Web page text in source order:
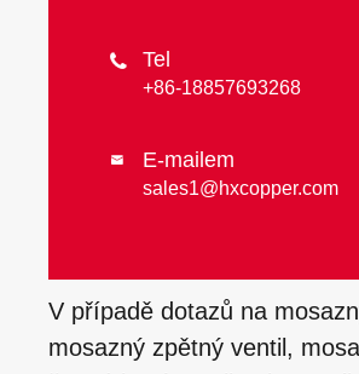
 Tel
+86-18857693268
 E-mailem
sales1@hxcopper.com
V případě dotazů na
mosazný zpětný ventil,